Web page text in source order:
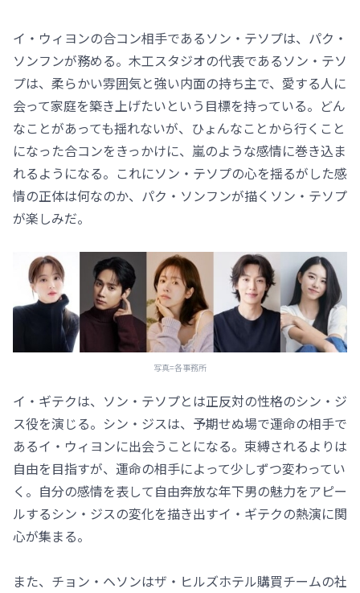
イ・ウィヨンの合コン相手であるソン・テソプは、パク・
ソンフンが務める。木工スタジオの代表であるソン・テソ
プは、柔らかい雰囲気と強い内面の持ち主で、愛する人に
会って家庭を築き上げたいという目標を持っている。どん
なことがあっても揺れないが、ひょんなことから行くこと
になった合コンをきっかけに、嵐のような感情に巻き込ま
れるようになる。これにソン・テソプの心を揺るがした感
情の正体は何なのか、パク・ソンフンが描くソン・テソプ
が楽しみだ。
写真=各事務所
イ・ギテクは、ソン・テソプとは正反対の性格のシン・ジ
ス役を演じる。シン・ジスは、予期せぬ場で運命の相手で
あるイ・ウィヨンに出会うことになる。束縛されるよりは
自由を目指すが、運命の相手によって少しずつ変わってい
く。自分の感情を表して自由奔放な年下男の魅力をアピー
ルするシン・ジスの変化を描き出すイ・ギテクの熱演に関
心が集まる。
また、チョン・ヘソンはザ・ヒルズホテル購買チームの社